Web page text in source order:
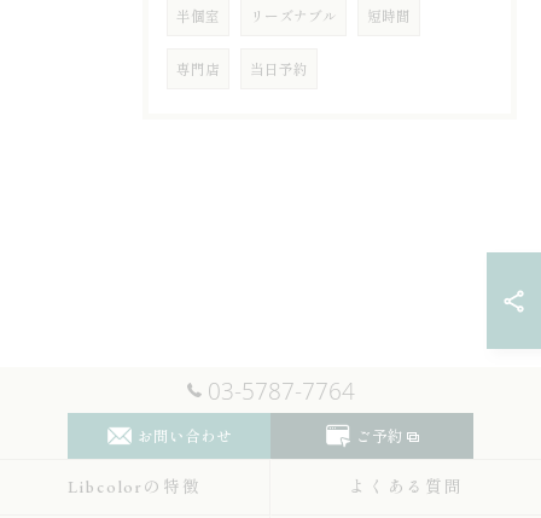
半個室 リーズナブル 短時間
専門店 当日予約
03-5787-7764
お問い合わせ ご予約
Libcolorの特徴 よくある質問